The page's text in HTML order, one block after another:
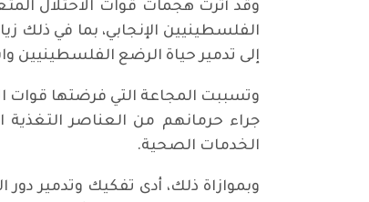
وقد أثرت هجمات قوات الاحتلال
الفلسطينيين الإنجابي، بما في ذلك
إلى تدمير حياة الرضع الفلسطينيين
وتسببت المجاعة التي فرضتها قوات
جراء حرمانهم من العناصر
الخدمات الصحية.
وبموازاة ذلك، أدى تفكيك وتدمير